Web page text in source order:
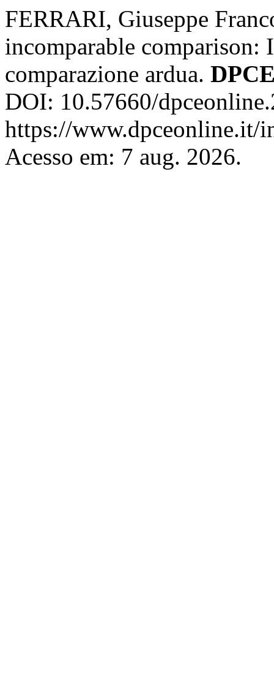
FERRARI, Giuseppe
incomparable comparison:
comparazione ardua.
DOI: 10.57660/
https://www.dpceonline.it/
Acesso em: 7 aug. 2026.